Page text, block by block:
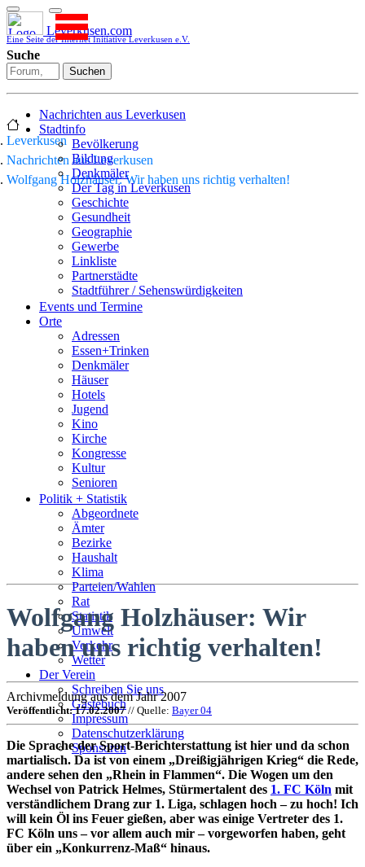
Leverkusen.com
Eine Seite der Internet Initiative Leverkusen e.V.
Suche
Suchen
Nachrichten aus Leverkusen
Stadtinfo
Bevölkerung
Bildung
Denkmäler
Der Tag in Leverkusen
Geschichte
Gesundheit
Geographie
Gewerbe
Linkliste
Partnerstädte
Stadtführer / Sehenswürdigkeiten
Stadtplan
Sport
Who is who
Wohnen
Events und Termine
Orte
Adressen
Essen+Trinken
Denkmäler
Häuser
Hotels
Jugend
Kino
Kirche
Kongresse
Kultur
Senioren
Stadtführer
Straßen
Politik + Statistik
Abgeordnete
Ämter
Bezirke
Haushalt
Klima
Parteien/Wahlen
Rat
Statistik
Umwelt
Verkehr
Wetter
Der Verein
Schreiben Sie uns
Gästebuch
Impressum
Datenschutzerklärung
Sponsoren
Leverkusen
Nachrichten aus Leverkusen
Wolfgang Holzhäuser: Wir haben uns richtig verhalten!
Wolfgang Holzhäuser: Wir
haben uns richtig verhalten!
Archivmeldung aus dem Jahr 2007
Veröffentlicht: 17.02.2007// Quelle: Bayer 04
Die Sprache der Sport-Berichterstattung ist hier und da schon
martialisch. Da ist von einem „Dreißigjährigen Krieg“ die Rede,
andere sehen den „Rhein in Flammen“. Die Wogen um den
Wechsel von Patrick Helmes, Stürmertalent des 1. FC Köln mit
verständlichem Drang zur 1. Liga, schlagen hoch – zu hoch! Ich
will kein Öl ins Feuer gießen, aber was einige Vertreter des 1.
FC Köln uns – vor allem auch mir – vorgeworfen haben, geht
über ein „Konkurrenz-Maß“ hinaus.